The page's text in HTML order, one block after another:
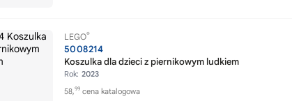
LEGO®
5008214
Koszulka dla dzieci z piernikowym ludkiem
Rok: 2023
58,99 cena katalogowa